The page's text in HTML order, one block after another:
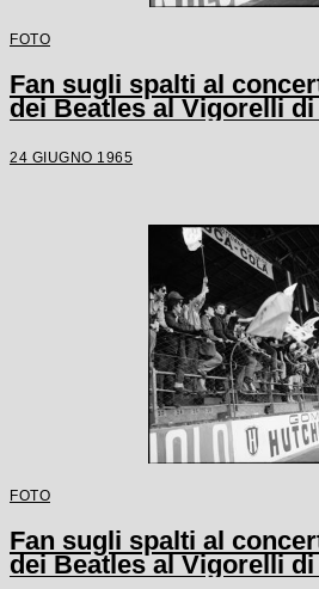
FOTO
Fan sugli spalti al
dei Beatles al Vigorelli
24 GIUGNO 1965
FOTO
Fan sugli spalti al
dei Beatles al Vigorelli